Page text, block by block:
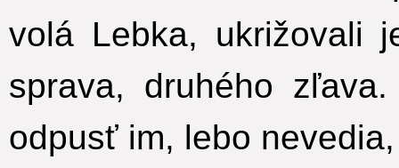
volá Lebka, ukrižovali
sprava, druhého zľava.
odpusť im, lebo